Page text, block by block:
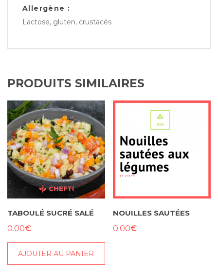
Allergène :
Lactose, gluten, crustacés
PRODUITS SIMILAIRES
TABOULÉ SUCRÉ SALÉ
0.00€
AJOUTER AU PANIER
NOUILLES SAUTÉES
0.00€